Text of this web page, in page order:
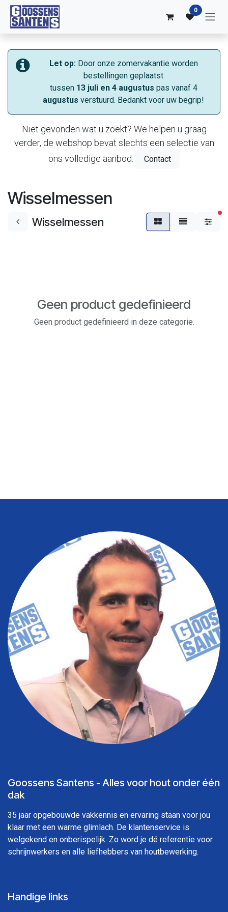
Overslaan naar inhoud
0
Let op: Door onze zomervakantie worden
bestellingen geplaatst
tussen 13 juli en 4 augustus pas vanaf 4
augustus verstuurd. Bedankt voor uw begrip!
Niet gevonden wat u zoekt? We helpen u graag
verder, de webshop bevat slechts een selectie van
ons volledige aanbod.
Contact
Wisselmessen
Wisselmessen
Geen product gedefinieerd
Geen product gedefinieerd in deze categorie.
Goossens Santens - Alles voor hout onder één
dak
35 jaar opgebouwde vakkennis en ervaring staan voor jou
klaar met een warme glimlach. De klantenservice is
welgekend en onberispelijk. Zo word je dé referentie voor
schrijnwerkers en alle liefhebbers van houtbewerking.
Handige links